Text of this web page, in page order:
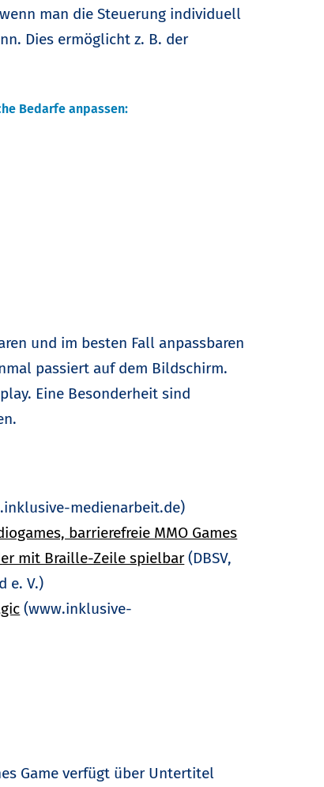
man die Steuerung individuell
Dies ermöglicht z. B. der
Bedarfe anpassen:
und im besten Fall anpassbaren
passiert auf dem Bildschirm.
Eine Besonderheit sind
medienarbeit.de)
barrierefreie MMO Games
mit Braille-Zeile spielbar(DBSV,
e. V.)
(www.inklusive-
Game verfügt über Untertitel